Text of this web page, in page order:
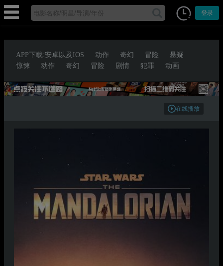
登录
APP下载:安卓以及IOS 动作 奇幻 冒险
悬疑
惊悚
动作 奇幻 冒险 剧情 犯罪 动画
在线播放